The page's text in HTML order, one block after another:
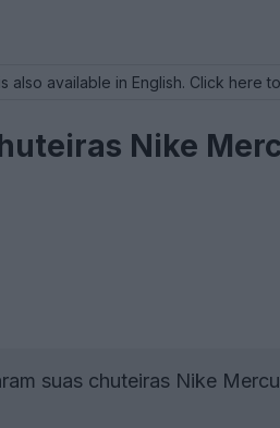
also available in English. Click here
Nike
suas chuteiras Nike